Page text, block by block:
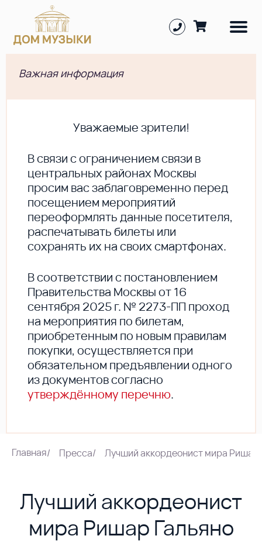
Важная информация
Уважаемые зрители!
В cвязи с ограничением связи в
центральных районах Москвы
просим вас заблаговременно перед
посещением мероприятий
переоформлять данные посетителя,
распечатывать билеты или
сохранять их на своих смартфонах.
В соответствии с постановлением
Правительства Москвы от 16
сентября 2025 г. № 2273-ПП проход
на мероприятия по билетам,
приобретенным по новым правилам
покупки, осуществляется при
обязательном предъявлении одного
из документов согласно
утверждённому перечню.
Главная/ Пресса/ Лучший аккордеонист мира Ришар
Лучший аккордеонист
мира Ришар Гальяно